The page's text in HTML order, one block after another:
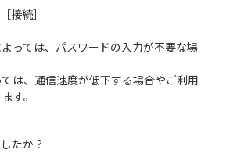
接続］
っては、パスワードの入力が不要な場
は、通信速度が低下する場合やご利用
す。
たか？